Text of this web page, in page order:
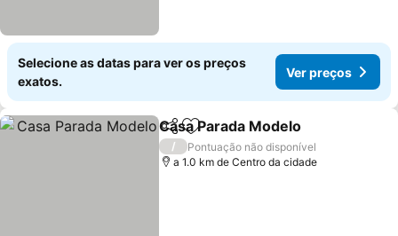
Selecione as datas para ver os preços
exatos.
Ver preços
PartilharAdicionar aos favoritos
Casa Parada Modelo
/
Pontuação não disponível
a 1.0 km de Centro da cidade